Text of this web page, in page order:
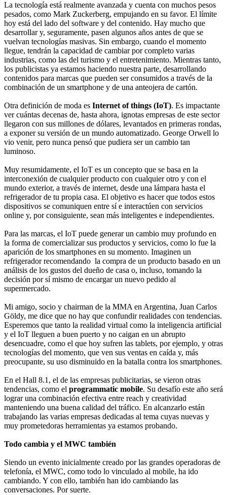
La tecnología está realmente avanzada y cuenta con muchos pesos
pesados, como Mark Zuckerberg, empujando en su favor. El límite
hoy está del lado del software y del contenido. Hay mucho que
desarrollar y, seguramente, pasen algunos años antes de que se
vuelvan tecnologías masivas. Sin embargo, cuando el momento
llegue, tendrán la capacidad de cambiar por completo varias
industrias, como las del turismo y el entretenimiento. Mientras tanto,
los publicistas ya estamos haciendo nuestra parte, desarrollando
contenidos para marcas que pueden ser consumidos a través de la
combinación de un smartphone y de una anteojera de cartón.
Otra definición de moda es Internet of things (IoT). Es impactante
ver cuántas decenas de, hasta ahora, ignotas empresas de este sector
llegaron con sus millones de dólares, levantados en primeras rondas,
a exponer su versión de un mundo automatizado. George Orwell lo
vio venir, pero nunca pensó que pudiera ser un cambio tan
luminoso.
Muy resumidamente, el IoT es un concepto que se basa en la
interconexión de cualquier producto con cualquier otro y con el
mundo exterior, a través de internet, desde una lámpara hasta el
refrigerador de tu propia casa. El objetivo es hacer que todos estos
dispositivos se comuniquen entre sí e interactúen con servicios
online y, por consiguiente, sean más inteligentes e independientes.
Para las marcas, el IoT puede generar un cambio muy profundo en
la forma de comercializar sus productos y servicios, como lo fue la
aparición de los smartphones en su momento. Imaginen un
refrigerador recomendando la compra de un producto basado en un
análisis de los gustos del dueño de casa o, incluso, tomando la
decisión por sí mismo de encargar un nuevo pedido al
supermercado.
Mi amigo, socio y chairman de la MMA en Argentina, Juan Carlos
Göldy, me dice que no hay que confundir realidades con tendencias.
Esperemos que tanto la realidad virtual como la inteligencia artificial
y el IoT lleguen a buen puerto y no caigan en un abrupto
desencuadre, como el que hoy sufren las tablets, por ejemplo, y otras
tecnologías del momento, que ven sus ventas en caída y, más
preocupante, su uso disminuido en la batalla contra los smartphones.
En el Hall 8.1, el de las empresas publicitarias, se vieron otras
tendencias, como el programmatic mobile. Su desafío este año será
lograr una combinación efectiva entre reach y creatividad
manteniendo una buena calidad del tráfico. En alcanzarlo están
trabajando las varias empresas dedicadas al tema cuyas nuevas y
muy prometedoras herramientas ya estamos probando.
Todo cambia y el MWC también
Siendo un evento inicialmente creado por las grandes operadoras de
telefonía, el MWC, como todo lo vinculado al mobile, ha ido
cambiando. Y con ello, también han ido cambiando las
conversaciones. Por suerte.